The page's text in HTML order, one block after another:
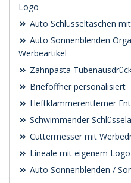
Logo
Auto Schlüsseltaschen
Auto Sonnenblenden
Werbeartikel
Zahnpasta
Brieföffner personalisiert
Heftklammerentferner
Schwimmender
Cuttermesser mit
Lineale mit eigenem
Auto Sonnenblenden /